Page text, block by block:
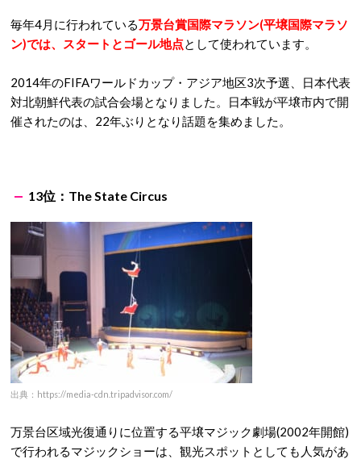
毎年4月に行われている万景台賞国際マラソン(平壌国際マラソ
ン)では、スタートとゴール地点として使われています。
2014年のFIFAワールドカップ・アジア地区3次予選、日本代表
対北朝鮮代表の試合会場となりました。日本戦が平壌市内で開
催されたのは、22年ぶりとなり話題を集めました。
13位：The State Circus
出典：https://media-cdn.tripadvisor.com/
万景台区域光復通りに位置する平壌マジック劇場(2002年開館)
で行われるマジックショーは、観光スポットとしても人気があ